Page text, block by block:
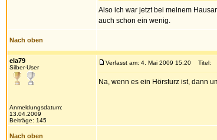
Also ich war jetzt bei meinem
auch schon ein wenig.
Nach oben
ela79
Silber-User
Anmeldungsdatum:
13.04.2009
Beiträge: 145
Verfasst am: 4. Mai 2009 15:20 Titel:
Na, wenn es ein Hörsturz ist, dann
Nach oben